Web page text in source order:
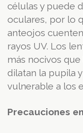
células y puede
oculares, por lo
anteojos
rayos UV. Los
más nocivos
dilatan la pupila
vulnerable a los
Precauciones